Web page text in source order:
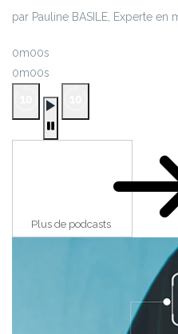
par Pauline BASILE, Experte
0m00s
0m00s
Plus de podcasts